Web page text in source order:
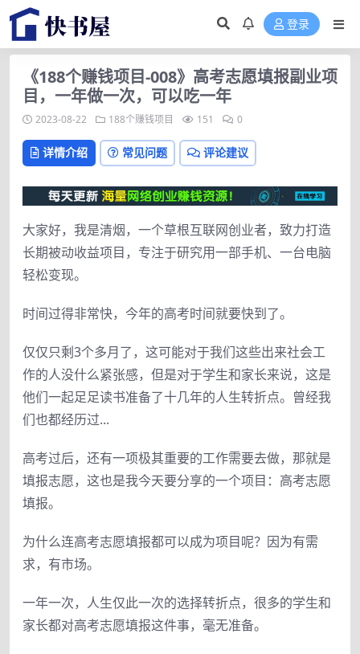
登录
《188个赚钱项目-008》高考志愿填报副业项
目，一年做一次，可以吃一年
2023-08-22 188个赚钱项目 151 0
详情介绍 常见问题 评论建议
大家好，我是清烟，一个草根互联网创业者，致力打造
长期被动收益项目，专注于研究用一部手机、一台电脑
轻松变现。
时间过得非常快，今年的高考时间就要快到了。
仅仅只剩3个多月了，这可能对于我们这些出来社会工
作的人没什么紧张感，但是对于学生和家长来说，这是
他们一起足足读书准备了十几年的人生转折点。曾经我
们也都经历过...
高考过后，还有一项极其重要的工作需要去做，那就是
填报志愿，这也是我今天要分享的一个项目：高考志愿
填报。
为什么连高考志愿填报都可以成为项目呢？因为有需
求，有市场。
一年一次，人生仅此一次的选择转折点，很多的学生和
家长都对高考志愿填报这件事，毫无准备。